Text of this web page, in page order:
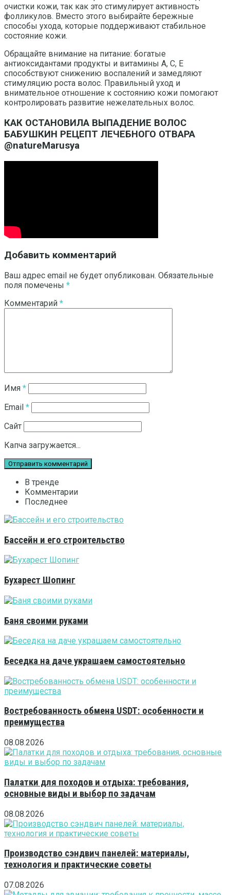
очистки кожи, так как это стимулирует активность
фолликулов. Вместо этого выбирайте бережные
способы ухода, которые поддерживают стабильное
состояние кожи.
Обращайте внимание на питание: богатые
антиоксидантами продукты и витамины A, C, E
способствуют снижению воспалений и замедляют
стимуляцию роста волос. Правильный уход и
внимательное отношение к состоянию кожи помогают
контролировать развитие нежелательных волос.
КАК ОСТАНОВИЛА ВЫПАДЕНИЕ ВОЛОС
БАБУШКИН РЕЦЕПТ ЛЕЧЕБНОГО ОТВАРА
@natureMarusya
Добавить комментарий
Ваш адрес email не будет опубликован. Обязательные
поля помечены *
Комментарий *
Имя *
Email *
Сайт
Капча загружается...
В тренде
Комментарии
Последнее
Бассейн и его строительство
Бухарест Шопинг
Баня своими руками
Беседка на даче украшаем самостоятельно
Востребованность обмена USDT: особенности и
преимущества
08.08.2026
Палатки для походов и отдыха: требования,
основные виды и выбор по задачам
08.08.2026
Производство сэндвич панелей: материалы,
технология и практические советы
07.08.2026